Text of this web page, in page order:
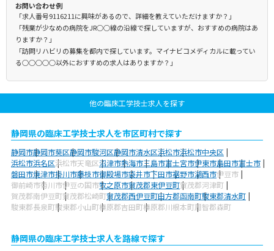
お問い合わせ例
「求人番号9116211に興味があるので、詳細を教えていただけますか？」
「残業が少なめの病院をJR○○線の沿線で探していますが、おすすめの病院はあ
りますか？」
「訪問リハビリの募集を都内で探しています。マイナビコメディカルに載ってい
る○○○○○以外におすすめの求人はありますか？」
他の臨床工学技士求人を探す
静岡県の臨床工学技士求人を市区町村で探す
静岡市静岡市葵区静岡市駿河区静岡市清水区浜松市浜松市中央区
浜松市浜名区浜松市天竜区沼津市熱海市三島市富士宮市伊東市島田市富士市
磐田市焼津市掛川市藤枝市御殿場市袋井市下田市裾野市湖西市伊豆市
御前崎市菊川市伊豆の国市牧之原市賀茂郡東伊豆町賀茂郡河津町
賀茂郡南伊豆町賀茂郡松崎町賀茂郡西伊豆町田方郡函南町駿東郡清水町
駿東郡長泉町駿東郡小山町榛原郡吉田町榛原郡川根本町周智郡森町
静岡県の臨床工学技士求人を路線で探す